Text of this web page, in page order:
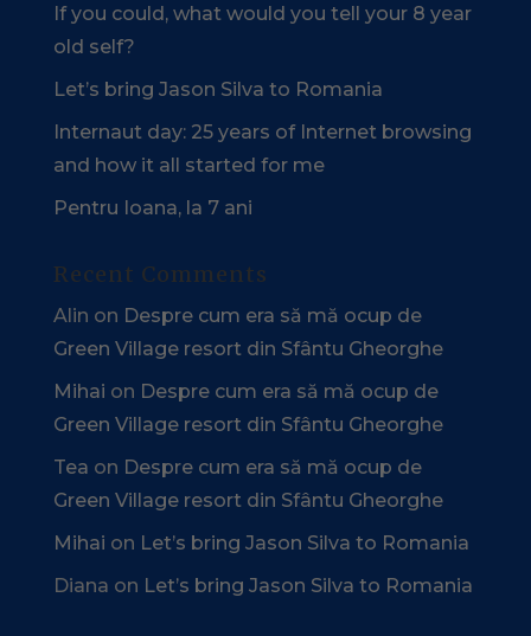
If you could, what would you tell your 8 year
old self?
Let’s bring Jason Silva to Romania
Internaut day: 25 years of Internet browsing
and how it all started for me
Pentru Ioana, la 7 ani
Recent Comments
Alin on Despre cum era să mă ocup de
Green Village resort din Sfântu Gheorghe
Mihai on Despre cum era să mă ocup de
Green Village resort din Sfântu Gheorghe
Tea on Despre cum era să mă ocup de
Green Village resort din Sfântu Gheorghe
Mihai on Let’s bring Jason Silva to Romania
Diana on Let’s bring Jason Silva to Romania